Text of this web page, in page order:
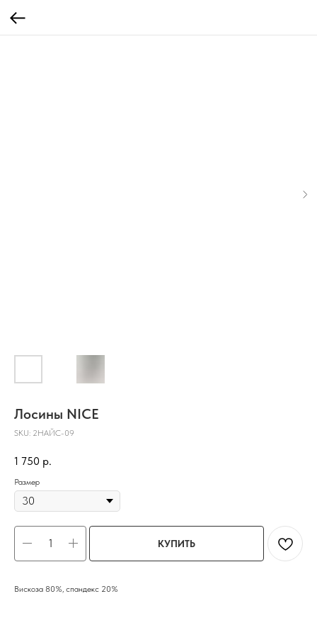
Лосины NICE
SKU: 2НАЙС-09
1 750 р.
Размер
КУПИТЬ
Вискоза 80%, спандекс 20%